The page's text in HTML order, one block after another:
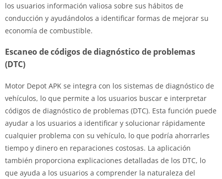
los usuarios información valiosa sobre sus hábitos de
conducción y ayudándolos a identificar formas de mejorar su
economía de combustible.
Escaneo de códigos de diagnóstico de problemas
(DTC)
Motor Depot APK se integra con los sistemas de diagnóstico de
vehículos, lo que permite a los usuarios buscar e interpretar
códigos de diagnóstico de problemas (DTC). Esta función puede
ayudar a los usuarios a identificar y solucionar rápidamente
cualquier problema con su vehículo, lo que podría ahorrarles
tiempo y dinero en reparaciones costosas. La aplicación
también proporciona explicaciones detalladas de los DTC, lo
que ayuda a los usuarios a comprender la naturaleza del